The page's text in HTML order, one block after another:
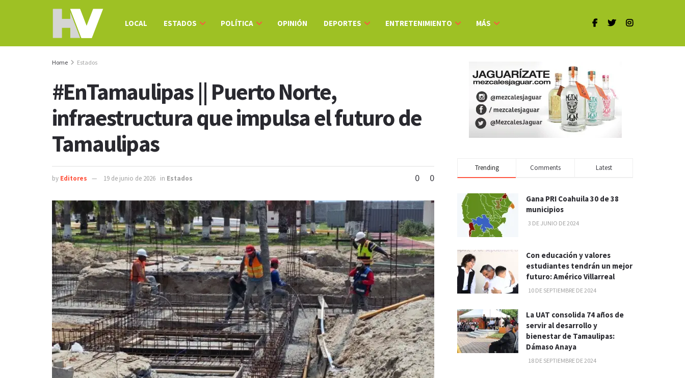
LOCAL ESTADOS POLÍTICA OPINIÓN DEPORTES ENTRETENIMIENTO MÁS
Home Estados
#EnTamaulipas || Puerto Norte,
infraestructura que impulsa el futuro de
Tamaulipas
by Editores 19 de junio de 2026 in Estados 0 0
Trending Comments Latest
Gana PRI Coahuila 30 de 38
municipios
3 DE JUNIO DE 2024
Con educación y valores
estudiantes tendrán un mejor
futuro: Américo Villarreal
10 DE SEPTIEMBRE DE 2024
La UAT consolida 74 años de
servir al desarrollo y
bienestar de Tamaulipas:
Dámaso Anaya
18 DE SEPTIEMBRE DE 2024